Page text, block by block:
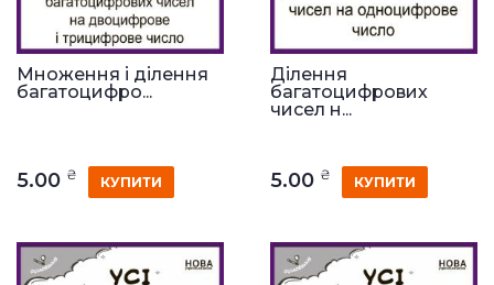
Множення і ділення
багатоцифро...
5.00 ₴ КУПИТИ
Ділення
багатоцифрових
чисел н...
5.00 ₴ КУПИТИ